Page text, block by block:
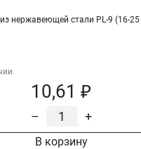
нержавеющей стали PL-9 (16-
10,61 ₽
– +
В корзину